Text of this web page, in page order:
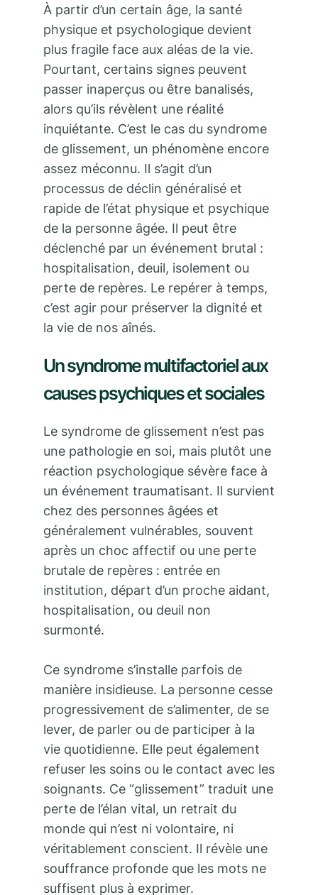
À partir d’un certain âge, la santé
physique et psychologique devient
plus fragile face aux aléas de la vie.
Pourtant, certains signes peuvent
passer inaperçus ou être banalisés,
alors qu’ils révèlent une réalité
inquiétante. C’est le cas du syndrome
de glissement, un phénomène encore
assez méconnu. Il s’agit d’un
processus de déclin généralisé et
rapide de l’état physique et psychique
de la personne âgée. Il peut être
déclenché par un événement brutal :
hospitalisation, deuil, isolement ou
perte de repères. Le repérer à temps,
c’est agir pour préserver la dignité et
la vie de nos aînés.
Un syndrome multifactoriel aux
causes psychiques et sociales
Le syndrome de glissement n’est pas
une pathologie en soi, mais plutôt une
réaction psychologique sévère face à
un événement traumatisant. Il survient
chez des personnes âgées et
généralement vulnérables, souvent
après un choc affectif ou une perte
brutale de repères : entrée en
institution, départ d’un proche aidant,
hospitalisation, ou deuil non
surmonté.
Ce syndrome s’installe parfois de
manière insidieuse. La personne cesse
progressivement de s’alimenter, de se
lever, de parler ou de participer à la
vie quotidienne. Elle peut également
refuser les soins ou le contact avec les
soignants. Ce “glissement” traduit une
perte de l’élan vital, un retrait du
monde qui n’est ni volontaire, ni
véritablement conscient. Il révèle une
souffrance profonde que les mots ne
suffisent plus à exprimer.